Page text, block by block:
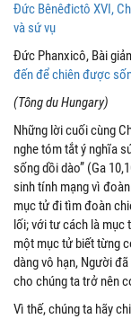
Đức Bênêđictô XVI,
và sứ vụ
Đức Phanxicô, Bài
đến để chiên được
(Tông du Hungary)
Những lời cuối cùng
nghe tóm tắt ý nghĩa
sống dồi dào” (Ga
sinh tính mạng vì
mục tử đi tìm đoàn
lối; với tư cách là mục
một mục tử biết từng
dàng vô hạn, Người
cho chúng ta trở nên
Vì thế, chúng ta hãy